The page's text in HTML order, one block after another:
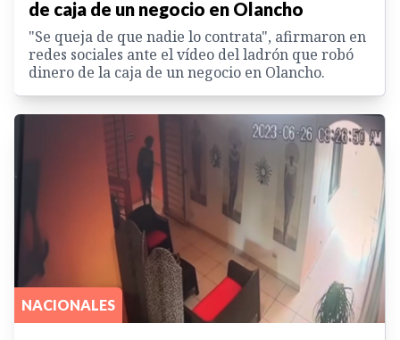
de caja de un negocio en Olancho
"Se queja de que nadie lo contrata", afirmaron en
redes sociales ante el vídeo del ladrón que robó
dinero de la caja de un negocio en Olancho.
NACIONALES